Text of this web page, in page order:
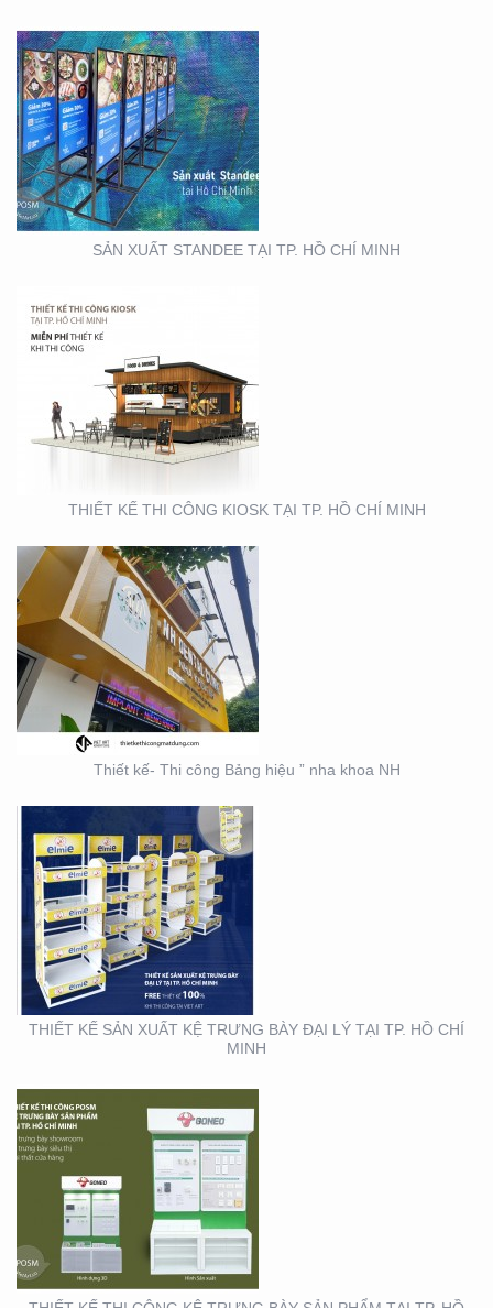
SẢN XUẤT STANDEE TẠI TP. HỒ CHÍ MINH
THIẾT KẾ THI CÔNG
KIOSK TẠI TP. HỒ CHÍ
MINH
THIẾT KẾ THI CÔNG KIOSK TẠI TP. HỒ CHÍ MINH
THIẾT KẾ- THI CÔNG
BẢNG HIỆU ” NHA KHOA
NH
Thiết kế- Thi công Bảng hiệu ” nha khoa NH
THIẾT KẾ SẢN XUẤT KỆ
TRƯNG BÀY ĐẠI LÝ TẠI
TP. HỒ CHÍ MINH
THIẾT KẾ SẢN XUẤT KỆ TRƯNG BÀY ĐẠI LÝ TẠI TP. HỒ CHÍ
MINH
THIẾT KẾ THI CÔNG KỆ
TRƯNG BÀY SẢN PHẨM
TẠI TP. HỒ CHÍ MINH
THIẾT KẾ SẢN XUẤT
BOOTH SAMPLING TẠI
TP. HỒ CHÍ MINH